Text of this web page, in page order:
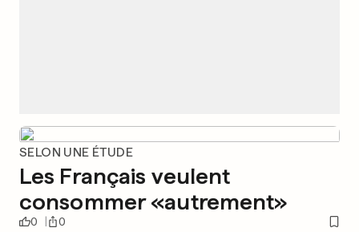
SELON UNE ÉTUDE
Les Français veulent
consommer «autrement»
0 0